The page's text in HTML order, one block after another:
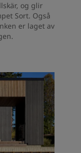
og glir
Sort. Også
er laget av